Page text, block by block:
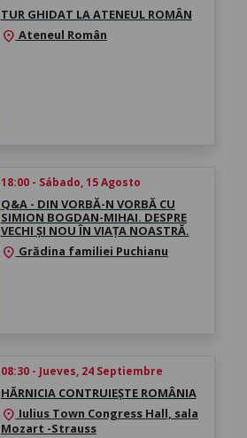
TUR GHIDAT LA ATENEUL ROMÂN
location_onAteneul Român
18:00 - Sábado, 15 Agosto
Q&A - DIN VORBĂ-N VORBĂ CU
SIMION BOGDAN-MIHAI. DESPRE
VECHI ȘI NOU ÎN VIAȚA NOASTRĂ.
location_on Grădina familiei Puchianu
08:30 - Jueves, 24 Septiembre
HĂRNICIA CONTRUIEȘTE ROMÂNIA
location_on Iulius Town Congress Hall, sala
Mozart -Strauss